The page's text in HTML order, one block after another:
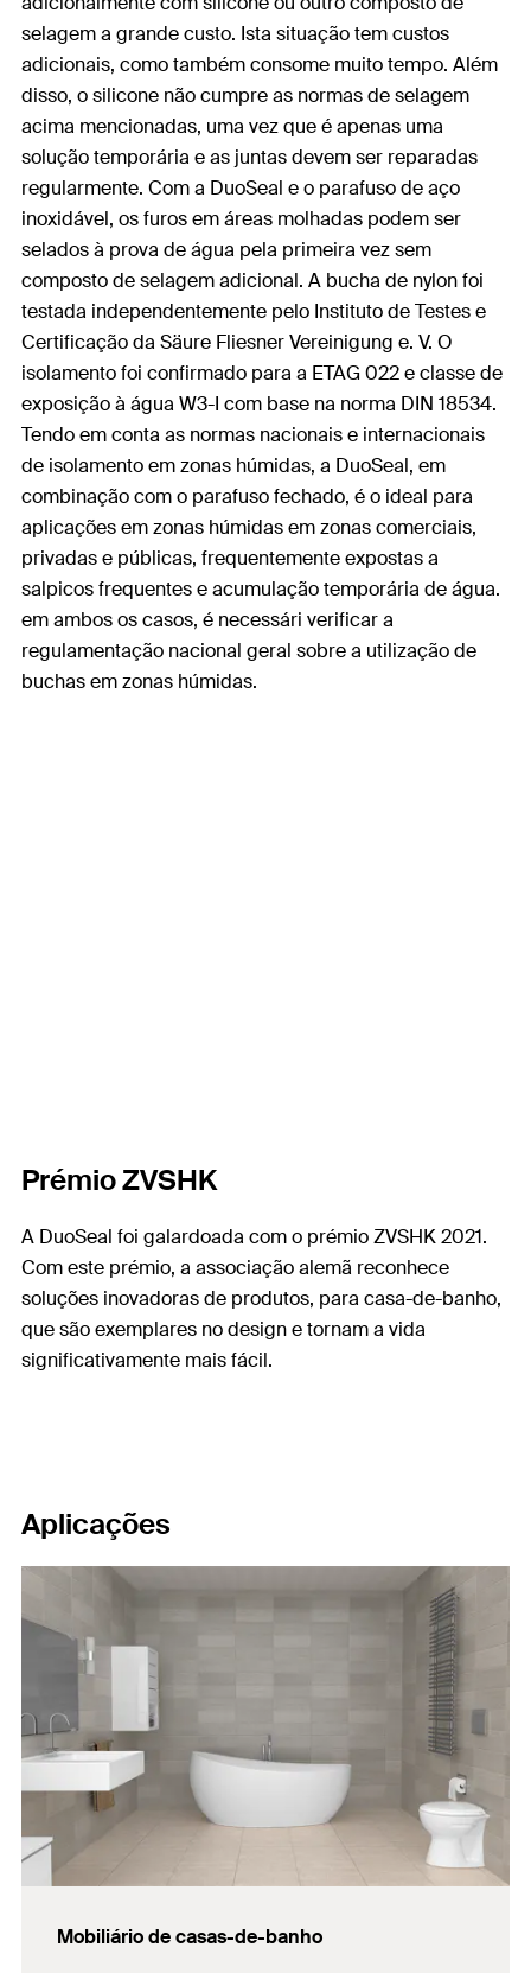
selagem a grande custo. Ista situação tem custos
adicionais, como também consome muito tempo. Além
disso, o silicone não cumpre as normas de selagem
acima mencionadas, uma vez que é apenas uma
solução temporária e as juntas devem ser reparadas
regularmente. Com a DuoSeal e o parafuso de aço
inoxidável, os furos em áreas molhadas podem ser
selados à prova de água pela primeira vez sem
composto de selagem adicional. A bucha de nylon foi
testada independentemente pelo Instituto de Testes e
Certificação da Säure Fliesner Vereinigung e. V. O
isolamento foi confirmado para a ETAG 022 e classe de
exposição à água W3-I com base na norma DIN 18534.
Tendo em conta as normas nacionais e internacionais
de isolamento em zonas húmidas, a DuoSeal, em
combinação com o parafuso fechado, é o ideal para
aplicações em zonas húmidas em zonas comerciais,
privadas e públicas, frequentemente expostas a
salpicos frequentes e acumulação temporária de água.
em ambos os casos, é necessári verificar a
regulamentação nacional geral sobre a utilização de
buchas em zonas húmidas.
Prémio ZVSHK
A DuoSeal foi galardoada com o prémio ZVSHK 2021.
Com este prémio, a associação alemã reconhece
soluções inovadoras de produtos, para casa-de-banho,
que são exemplares no design e tornam a vida
significativamente mais fácil.
Aplicações
Mobiliário de casas-de-banho